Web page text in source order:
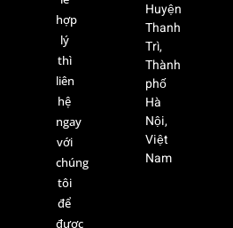
hợp
lý
thì
liên
hệ
ngay
với
chúng
tôi
để
được
Huyện
Thanh
Trì,
Thành
phố
Hà
Nội,
Việt
Nam